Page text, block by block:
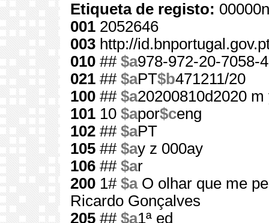
Etiqueta de registo:
001 2052646
003 http://
010 ## $a978-972-20-7058-4
021 ## $aPT$b471211/20
100 ## $a20200810d2020
101 10 $apor$ceng
102 ## $aPT
105 ## $ay z 000ay
106 ## $ar
200 1# $aO olhar que me
Ricardo Gonçalves
205 ## $a1ª ed